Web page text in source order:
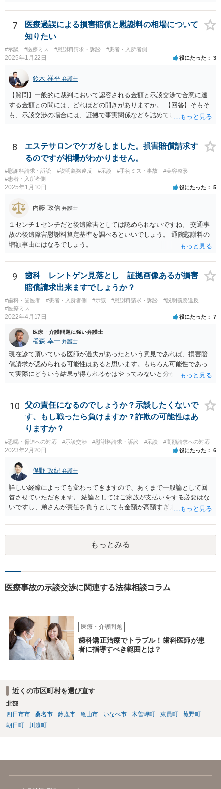
7
医療過誤による損害賠償と慰謝料の相場について
知りたい
#示談 #医療ミス #慰謝料請求・訴訟 #患者・入所者側
2025年1月22日 役にたった 3
鈴木 祥平 弁護士
【質問】一般的に裁判において認容される金額と示談交渉で合意に達
する金額との間には、どれほどの開きがありますか。 【回答】そもそ
も、示談交渉の場合には、証拠で事実関係などを詰めていないことが
程度にはなると思います。
8
エステサロンでケガをしました。損害賠償請求す
るのですが相場がわかりません。
#慰謝料請求・訴訟 #説明義務違反 #示談 #手術ミス・事故
#美容整形
#患者・入所者側
2025年1月10日 役にたった 5
内藤 政信 弁護士
１センチ１センチだと後遺障害としては認められないですね。 交通事
故の後遺障害慰謝料算定基準を調べるといいでしょう。 通院慰謝料の
増額事由にはなるでしょう。
9
歯科 レントゲン見落とし 証拠画像あるが損害
賠償請求出来ますでしょうか？
#歯科・歯医者 #患者・入所者側 #示談 #慰謝料請求・訴訟
#説明義務違反
#医療ミス
2022年4月17日 役にたった 7
医療・介護問題に強い弁護士
稲森 幸一 弁護士
現在診て頂いている医師が過失があったという意見であれば、損害賠
償請求が認められる可能性はあると思います。もちろん可能性であっ
て実際にどういう結果が得られるかはやってみないと分かりません
療費や精神的苦痛を受けた分の慰謝料や仕事に影響があれば休業損害
などが考えられます。 頑張ってください。
10
父の責任になるのでしょうか？示談したくないで
す、もし戦ったら負けますか？詐欺の可能性はあ
りますか？
#恐喝・脅迫への対応 #示談交渉 #慰謝料請求・訴訟 #示談 #高額請求への対応
2023年2月20日 役にたった 6
俣野 政紀 弁護士
詳しい経緯によっても変わってきますので、あくまで一般論として回
答させていただきます。 結論としてはご家族が支払いをする必要はな
いですし、弟さんが責任を負うとしても金額が高額すぎます。 仮に弟
実だとしても責任を負うのは弟さんです。弟さんの詳しいご状況は分
かりませんが、現在お仕事をされて一人暮らしもできているというこ
とですから、自立施設にいたからといって責任無能力者ということに
はなりません。また、お父様が施設に入所させたことと今回の争いと
ない」として考える時間や弁護士に相談する時間を与えないことも怪
手の言っている事実がなければ詐欺ですので警察にもご相談くださ
い。施設の方には、「こちらも弁護士に相談します」と告げ、支払い
はせず、弁護士にご相談されることをお勧めします。 ご参考になれば
幸いです。
もっとみる
医療事故の示談交渉に関連する法律相談コラム
医療・介護問題
歯科矯正治療でトラブル！歯科医師が患
者に指導すべき範囲とは？
近くの市区町村を選び直す
北部
四日市市
桑名市 鈴鹿市 亀山市 いなべ市 木曽岬町 東員町
菰野町
朝日町
川越町